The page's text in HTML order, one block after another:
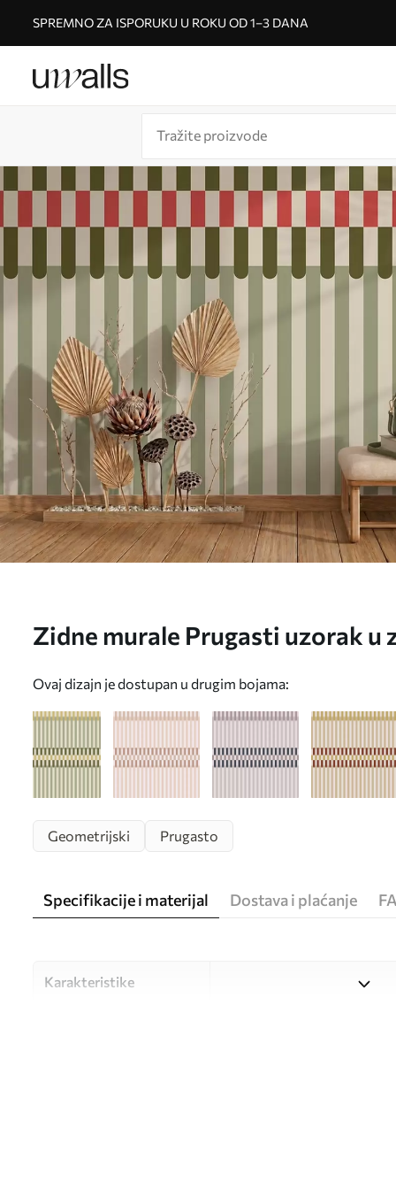
SPREMNO ZA ISPORUKU U ROKU OD 1–3 DANA
Zidne murale Prugasti uzorak u
Ovaj dizajn je dostupan u drugim bojama:
Geometrijski Prugasto
Specifikacije i materijal Dostava i plaćanje
Karakteristike